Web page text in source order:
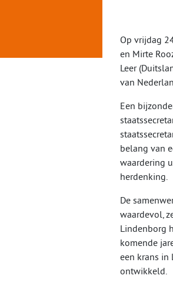
Op vrijdag
en Mirte
Leer
van
Een
belang van
waardering
herdenking.
De
waardevol,
Lindenborg
komende
een krans in
ontwikkeld.